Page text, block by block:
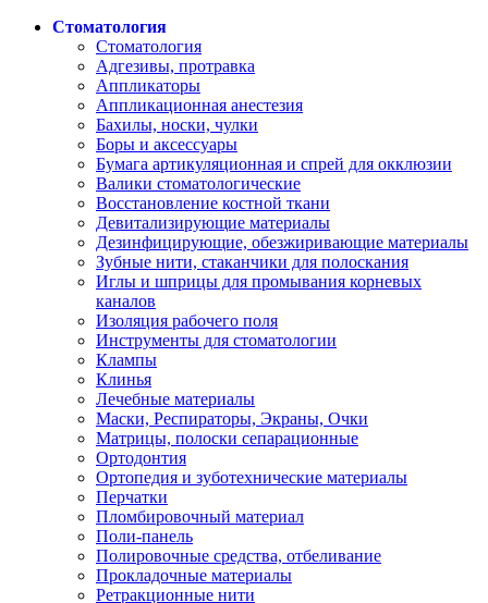
Стоматология
Стоматология
Адгезивы, протравка
Аппликаторы
Аппликационная анестезия
Бахилы, носки, чулки
Боры и аксессуары
Бумага артикуляционная и спрей для окклюзии
Валики стоматологические
Восстановление костной ткани
Девитализирующие материалы
Дезинфицирующие, обезжиривающие материалы
Зубные нити, стаканчики для полоскания
Иглы и шприцы для промывания корневых
каналов
Изоляция рабочего поля
Инструменты для стоматологии
Клампы
Клинья
Лечебные материалы
Маски, Респираторы, Экраны, Очки
Матрицы, полоски сепарационные
Ортодонтия
Ортопедия и зуботехнические материалы
Перчатки
Пломбировочный материал
Поли-панель
Полировочные средства, отбеливание
Прокладочные материалы
Ретракционные нити